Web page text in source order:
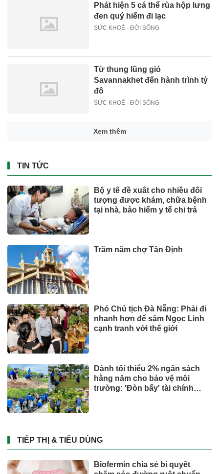
Phát hiện 5 cá thể rùa hộp lưng
đen quý hiếm đi lạc
SỨC KHOẺ - ĐỜI SỐNG
Từ thung lũng gió
Savannakhet đến hành trình tỷ
đô
SỨC KHOẺ - ĐỜI SỐNG
Xem thêm
TIN TỨC
Bộ y tế đề xuất cho nhiều đối
tượng được khám, chữa bệnh
tại nhà, bảo hiểm y tế chi trả
Trăm năm chợ Tân Định
Phó Chủ tịch Đà Nẵng: Phải đi
nhanh hơn để sâm Ngọc Linh
cạnh tranh với thế giới
Dành tối thiểu 2% ngân sách
hằng năm cho bảo vệ môi
trường: 'Đòn bẩy' tài chính
TIẾP THỊ & TIÊU DÙNG
Biofermin chia sẻ bí quyết